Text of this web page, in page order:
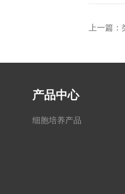
上一篇：
产品中心
细胞培养产品